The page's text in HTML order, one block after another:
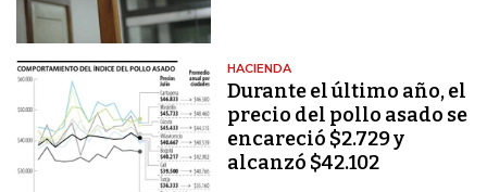
HACIENDA
Durante el último año, el
precio del pollo asado se
encareció $2.729 y
alcanzó $42.102